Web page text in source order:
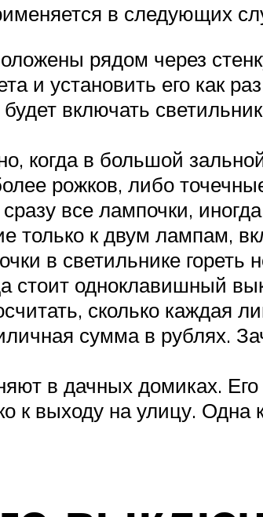
в следующих
рядом через
и установить его как
включать
когда в большой
рожков, либо
все лампочки,
только к двум лампам,
в светильнике гореть
стоит одноклавишный
сколько каждая
сумма в рублях.
в дачных домиках. Его
к выходу на улицу. Одна